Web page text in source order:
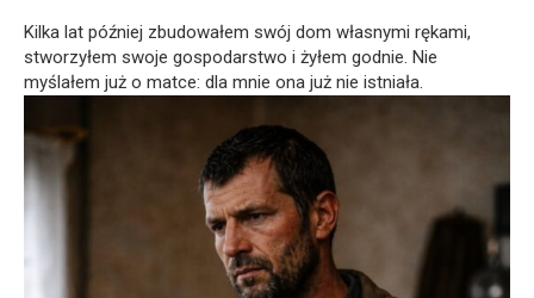
Kilka lat później zbudowałem swój dom własnymi rękami,
stworzyłem swoje gospodarstwo i żyłem godnie. Nie
myślałem już o matce: dla mnie ona już nie istniała.